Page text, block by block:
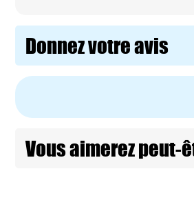
Donnez votre avis
Vous aimerez peut-